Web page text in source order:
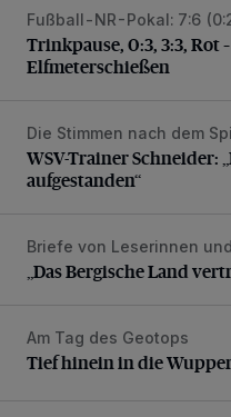
Trinkpause, 0:3, 3:3,
Fußball-NR-Pokal: 7:6
Trinkpause, 0:3, 3:3, Rot
Elfmeterschießen
WSV-Trainer Schneider:
Die Stimmen nach dem
WSV-Trainer Schneider:
aufgestanden“
„Das Bergische Land
Briefe von Leserinnen
„Das Bergische Land
Tief hinein in die
Am Tag des Geotops
Tief hinein in die